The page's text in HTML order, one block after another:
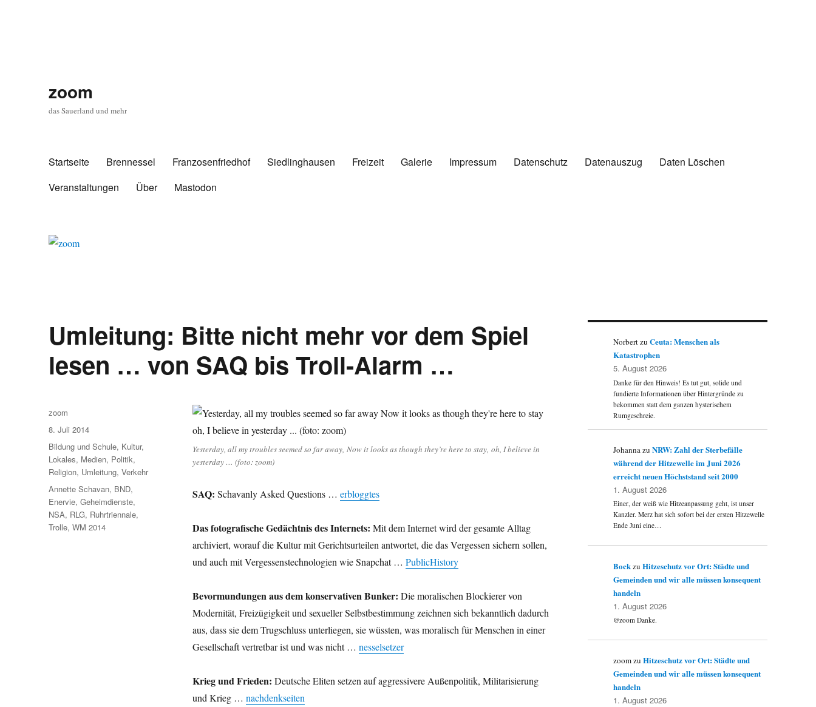
zoom
das Sauerland und mehr
Startseite Brennessel Franzosenfriedhof Siedlinghausen Freizeit Galerie Impressum Datenschutz Datenauszug
Daten Löschen
Veranstaltungen
Über Mastodon
Umleitung: Bitte nicht mehr vor dem Spiel
lesen … von SAQ bis Troll-Alarm …
Yesterday, all my troubles seemed so far away, Now it looks as though they’re here to stay, oh, I believe in
yesterday … (foto: zoom)
SAQ: Schavanly Asked Questions … erbloggtes
Das fotografische Gedächtnis des Internets: Mit dem Internet wird der gesamte Alltag
archiviert, worauf die Kultur mit Gerichtsurteilen antwortet, die das Vergessen sichern sollen,
und auch mit Vergessenstechnologien wie Snapchat … PublicHistory
Bevormundungen aus dem konservativen Bunker: Die moralischen Blockierer von
Modernität, Freizügigkeit und sexueller Selbstbestimmung zeichnen sich bekanntlich dadurch
aus, dass sie dem Trugschluss unterliegen, sie wüssten, was moralisch für Menschen in einer
Gesellschaft vertretbar ist und was nicht … nesselsetzer
Krieg und Frieden: Deutsche Eliten setzen auf aggressivere Außenpolitik, Militarisierung
und Krieg … nachdenkseiten
Autor
zoom
Veröffentlicht
am
8. Juli 2014
Kategorien
Bildung und Schule, Kultur,
Lokales, Medien, Politik,
Religion, Umleitung,Verkehr
Schlagwörter
Annette Schavan, BND,
Enervie,Geheimdienste,
NSA, RLG, Ruhrtriennale,
Trolle,WM 2014
NorbertzuCeuta: Menschen als
Katastrophen
5. August 2026
Danke für den Hinweis! Es tut gut, solide und
fundierte Informationen über Hintergründe zu
bekommen statt dem ganzen hysterischem
Rumgeschreie.
JohannazuNRW: Zahl der Sterbefälle
während der Hitzewelle im Juni 2026
erreicht neuen Höchststand seit 2000
1. August 2026
Einer, der weiß wie Hitzeanpassung geht, ist unser
Kanzler. Merz hat sich sofort bei der ersten Hitzewelle
Ende Juni eine…
BockzuHitzeschutz vor Ort: Städte und
Gemeinden und wir alle müssen konsequent
handeln
1. August 2026
@zoom Danke.
zoomzuHitzeschutz vor Ort: Städte und
Gemeinden und wir alle müssen konsequent
handeln
1. August 2026